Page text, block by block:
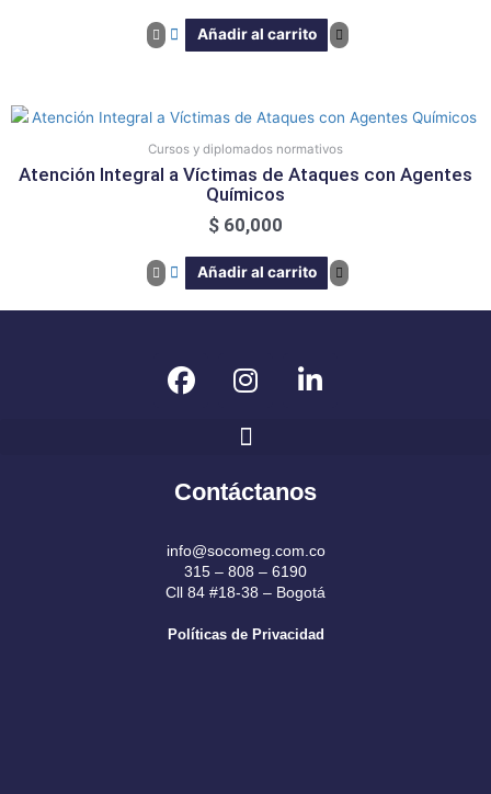
Añadir al carrito
Cursos y diplomados normativos
Atención Integral a Víctimas de Ataques con Agentes
Químicos
$ 60,000
Añadir al carrito
F
a
b
o
k
I
n
s
t
a
g
a
m
L
i
d
n
Contáctanos
info@socomeg.com.co
315 – 808 – 6190
Cll 84 #18-38 – Bogotá
Políticas de Privacidad